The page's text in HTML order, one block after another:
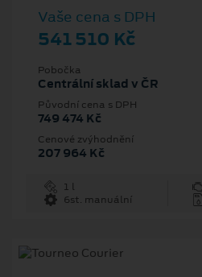
Vaše cena s DPH
541 510 Kč
Pobočka
Centrální sklad v ČR
Původní cena s DPH
749 474 Kč
Cenové zvýhodnění
207 964 Kč
1 l
6st. manuální